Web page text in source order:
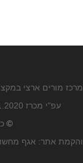
מרכז מורים ארצי
עפ"י מכרז 22/11.2020 עבור המזכירות הפדגוגית, משרד החינוך.
©
אתר: אגף מחשוב